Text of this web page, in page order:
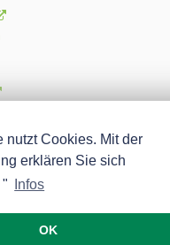
Experten
nutzt Cookies. Mit der
erklären Sie sich
Infos
OK